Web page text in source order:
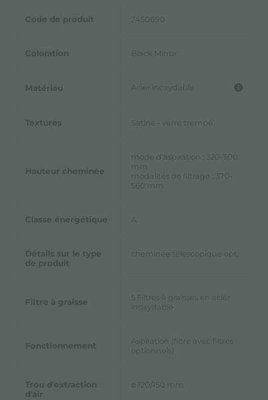
Code de produit 2450690
Coloration Black Mirror
Matériau Acier inoxydable
Textures Satiné - verre trempé
Hauteur cheminée
mode d'aspiration : 320-500
mm
modalités de filtrage : 370-
560 mm
Classe énergétique A
Détails sur le type
de produit
cheminée téléscopique opt.
Filtre à graisse
5 Filtres à graisses en acier
inoxydable
Fonctionnement
Aspiration (filtre avec filtres
optionnels)
Trou d'extraction
d'air
ø 120/150 mm